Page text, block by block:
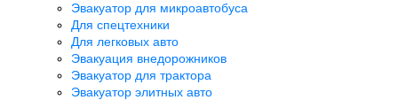
Эвакуатор для микроавтобуса
Для спецтехники
Для легковых авто
Эвакуация внедорожников
Эвакуатор для трактора
Эвакуатор элитных авто